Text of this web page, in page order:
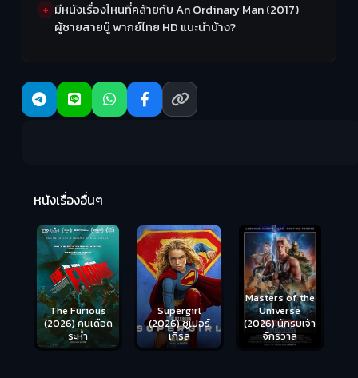
มีหนังเรื่องไหนที่คล้ายกับ An Ordinary Man (2017)
ผู้ชายสายบู๊ พากย์ไทย HD แนะนำบ้าง?
หนังเรื่องอื่นๆ
Supergirl
(2026) ซูเปอร์
เกิร์ล
Masters of the
Universe
(2026) นักรบเจ้า
จักรวาล